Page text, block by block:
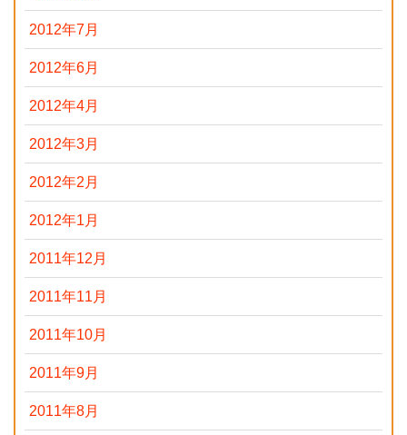
2012年7月
2012年6月
2012年4月
2012年3月
2012年2月
2012年1月
2011年12月
2011年11月
2011年10月
2011年9月
2011年8月